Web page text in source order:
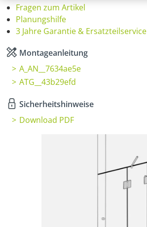
Fragen zum Artikel
Planungshilfe
3 Jahre Garantie & Ersatzteilservice
Montageanleitung
A_AN__7634ae5e
ATG__43b29efd
Sicherheitshinweise
Download PDF